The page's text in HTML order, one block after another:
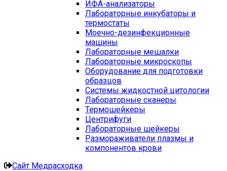
ИФА-анализаторы
Лабораторные инкубаторы и
термостаты
Моечно-дезинфекционные
машины
Лабораторные мешалки
Лабораторные микроскопы
Оборудование для подготовки
образцов
Системы жидкостной цитологии
Лабораторные сканеры
Термошейкеры
Центрифуги
Лабораторные шейкеры
Размораживатели плазмы и
компонентов крови
Сайт Медрасходка